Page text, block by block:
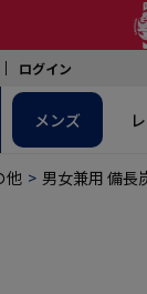
ログイン
メンズ
他 男女兼用 備長